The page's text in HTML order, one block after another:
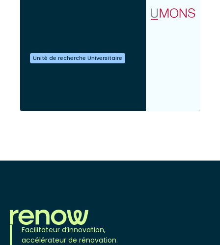
Unité de recherche Universitaire
Facilitateur d’innovation,
accélérateur de rénovation.